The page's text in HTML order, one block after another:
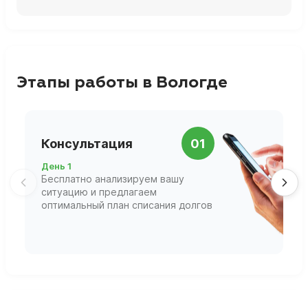
Этапы работы в Вологде
Консультация 01
День 1
Бесплатно анализируем вашу
ситуацию и предлагаем
оптимальный план списания долгов